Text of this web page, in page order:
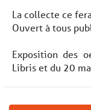
La collecte ce
Ouvert à tous
Exposition des
Libris et du 20